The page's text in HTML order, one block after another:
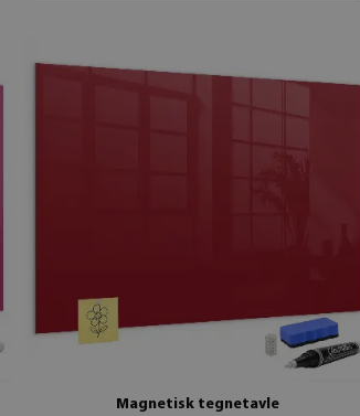
Magnetisk tegnetavle